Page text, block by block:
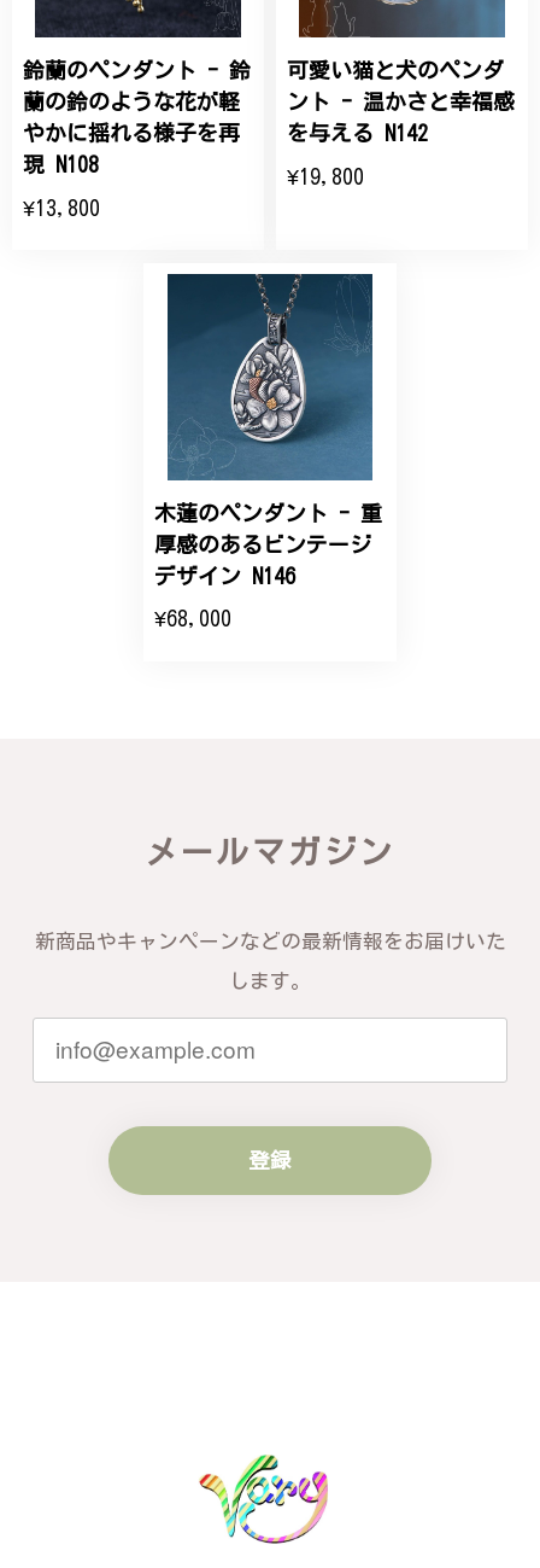
ひなげしの花のブローチ ご褒美 プレゼント C020
2025/07/27
大切な節目のお祝いに、母へのプレゼント用に購入さ
せていただきました。実際に目にすると 華美すぎず
丁寧なデザインで、イメージ以上にとても素敵な1点
【オーダーメイド】オリジナルリング
2025/06/16
こちらのオーダーの細かい調整に何度も対応していた
だき、ありがとうございました。
2024/11/20
バングルの腕周りのサイズ直しも料金に含まれてお
にご満足いただけたこと、そして当店を
信頼いただけたことを大変嬉しく思いま
ともお客様にご満足頂けるサービスを心
がけて参りますので、何かございました
き続きどうぞよろしくお願い申し上げま
す。
き、誠にありがとうございました。お客
様にご満足いただけたこと、大変嬉しく
思っております。これからも心を込めた
作品をお届けできるよう努めてまいりま
鈴蘭のペンダント - 鈴
蘭の鈴のような花が軽
やかに揺れる様子を再
現 N108
¥13,800
可愛い猫と犬のペンダ
ント - 温かさと幸福感
を与える N142
¥19,800
木蓮のペンダント - 重
厚感のあるビンテージ
デザイン N146
¥68,000
メールマガジン
新商品やキャンペーンなどの最新情報をお届けいた
します。
登録